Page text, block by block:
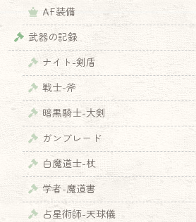
AF装備
武器の記録
ナイト-剣盾
戦士-斧
暗黒騎士-大剣
ガンブレード
白魔道士-杖
学者-魔道書
占星術師-天球儀